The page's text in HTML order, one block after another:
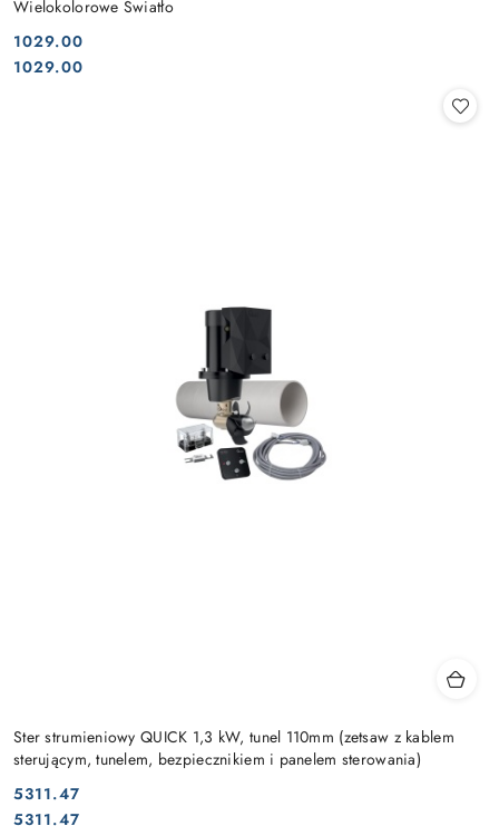
Wielokolorowe Światło
Cena:
1029.00
Cena:
1029.00
Ster strumieniowy QUICK 1,3 kW, tunel 110mm (zetsaw z kablem
sterującym, tunelem, bezpiecznikiem i panelem sterowania)
Cena:
5311.47
Cena:
5311.47